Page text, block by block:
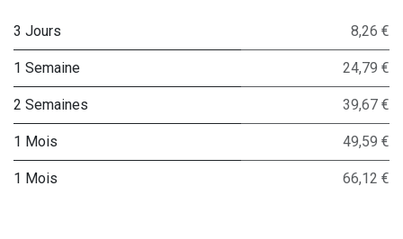
3 Jours 8,26 €
1 Semaine 24,79 €
2 Semaines 39,67 €
1 Mois 49,59 €
1 Mois 66,12 €